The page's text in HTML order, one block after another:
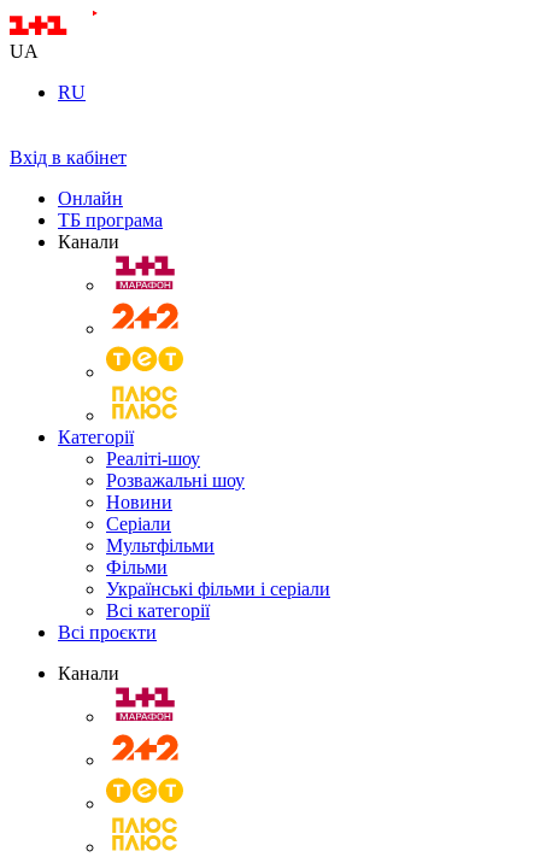
UA
RU
Вхід в кабінет
Онлайн
ТБ програма
Канали
Категорії
Реаліті-шоу
Розважальні шоу
Новини
Серіали
Мультфільми
Фільми
Українські фільми і серіали
Всі категорії
Всі проєкти
Канали